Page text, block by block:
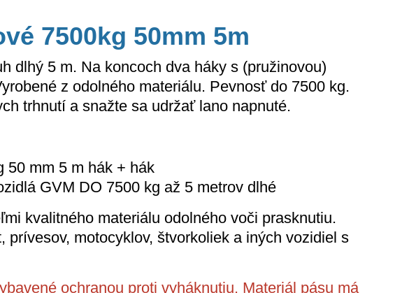
7500kg 50mm 5m
dlhý 5 m. Na koncoch dva háky s (pružinovou)
z odolného materiálu. Pevnosť do 7500 kg.
trhnutí a snažte sa udržať lano napnuté.
50 mm 5 m hák + hák
GVM DO 7500 kg až 5 metrov dlhé
kvalitného materiálu odolného voči prasknutiu.
prívesov, motocyklov, štvorkoliek a iných vozidiel s
ochranou proti vyháknutiu. Materiál pásu má